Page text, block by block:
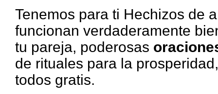
Tenemos para ti Hechizos de
funcionan verdaderamente
tu pareja, poderosas
de rituales para la
todos gratis.